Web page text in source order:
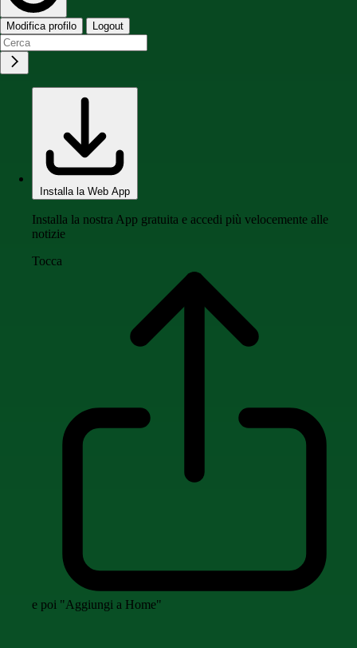
Modifica profilo Logout
Installa la Web App
Installa la nostra App gratuita e accedi più velocemente alle
notizie
Tocca
e poi "Aggiungi a Home"